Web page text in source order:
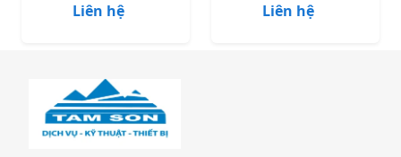
Liên hệ Liên hệ